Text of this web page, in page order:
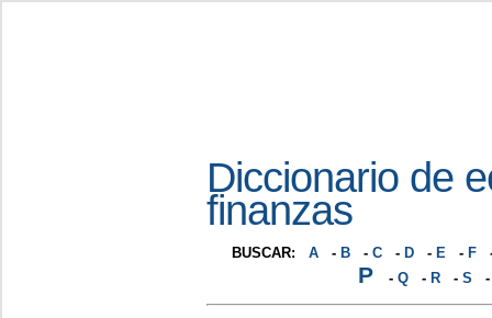
Diccionario de
finanzas
BUSCAR: A - B - C - D - E - F
P - Q - R - S